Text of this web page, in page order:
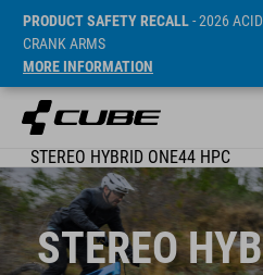
PRODUCT SAFETY RECALL- 2026
CRANK ARMS
MORE INFORMATION
STEREO HYBRID ONE44 HPC
STEREO